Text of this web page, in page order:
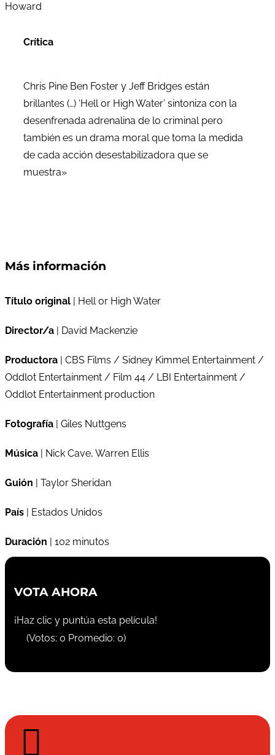
Howard
Crítica
Chris Pine Ben Foster y Jeff Bridges están
brillantes (…) ‘Hell or High Water’ sintoniza con la
desenfrenada adrenalina de lo criminal pero
también es un drama moral que toma la medida
de cada acción desestabilizadora que se
muestra»
Más información
Título original | Hell or High Water
Director/a | David Mackenzie
Productora | CBS Films / Sidney Kimmel Entertainment /
Oddlot Entertainment / Film 44 / LBI Entertainment /
Oddlot Entertainment production
Fotografía | Giles Nuttgens
Música | Nick Cave, Warren Ellis
Guión | Taylor Sheridan
País | Estados Unidos
Duración | 102 minutos
VOTA AHORA
¡Haz clic y puntúa esta película!
(Votos: 0 Promedio: 0)
